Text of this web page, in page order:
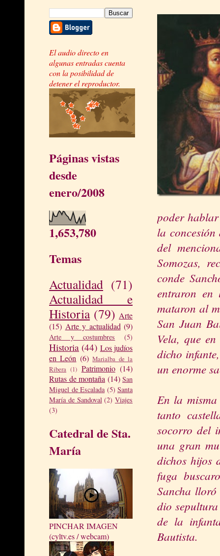
El audio directo en
algunas entradas cuenta
con la posibilidad de
detener el reproductor.
Páginas vistas
desde
enero/2008
1,653,780
Temas
Actualidad (71)
Actualidad e
Historia (79) Arte
(15) Arte y actualidad (9)
Arte y costumbres (5)
Historia (44) Los judíos
en León (6) Marialba de la
Ribera (1) Patrimonio (14)
Rutas de montaña (14) San
Miguel de Escalada (5) Santa
María de Sandoval (2) Viajes
(3)
Catedral de Sta.
María
PINCHAR IMAGEN
(cyltv.es / webcam)
poder
la
del
Somozas,
conde
entraron en
mataron al
San Juan
Vela, que
dicho
un enorme
En la misma
tanto
socorro del
una gran
dichos hijos
fuga
Sancha
dio
de la
Bautista.